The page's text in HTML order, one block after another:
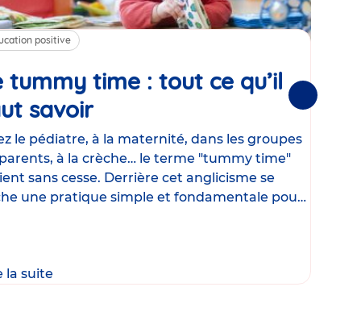
positive
tummy time : tout ce qu’il
savoirArticle
le pédiatre, à la maternité, dans les groupes
à la crèche… le terme "tummy time"
sans cesse. Derrière cet anglicisme se
une pratique simple et fondamentale pour
la suite
Suivantes